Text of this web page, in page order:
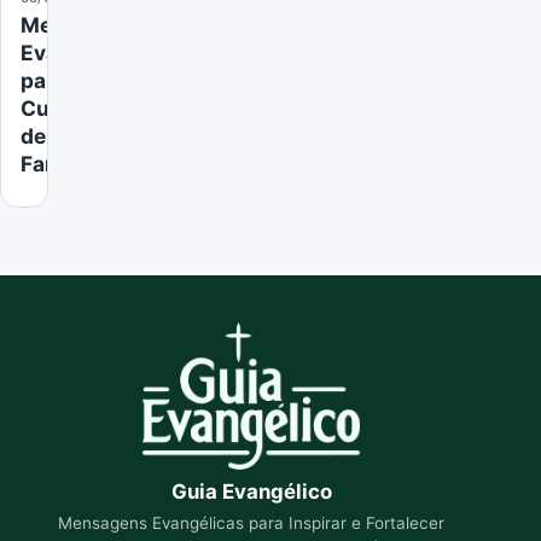
Mensagem
Evangélica
para
Culto
de
Familia
Guia Evangélico
Mensagens Evangélicas para Inspirar e Fortalecer